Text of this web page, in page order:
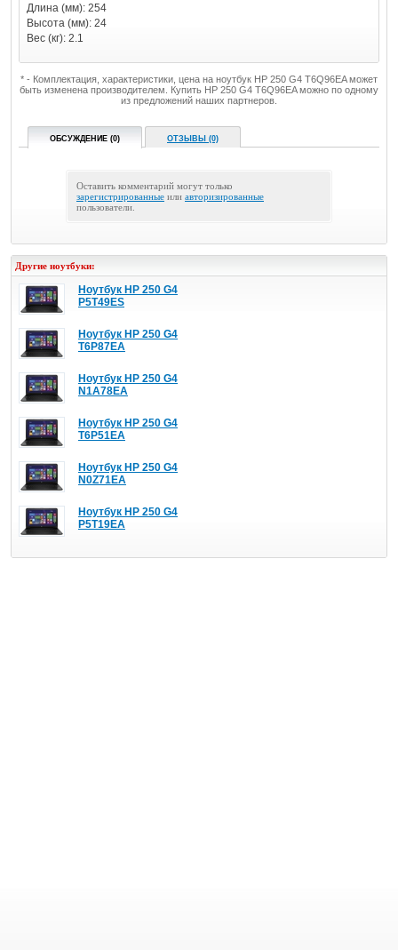
Длина (мм): 254
Высота (мм): 24
Вес (кг): 2.1
* - Комплектация, характеристики, цена на ноутбук HP 250 G4 T6Q96EA может
быть изменена производителем. Купить HP 250 G4 T6Q96EA можно по одному
из предложений наших партнеров.
ОБСУЖДЕНИЕ (0) ОТЗЫВЫ (0)
Оставить комментарий могут только
зарегистрированные или авторизированные
пользователи.
Другие ноутбуки:
Ноутбук HP 250 G4
P5T49ES
Ноутбук HP 250 G4
T6P87EA
Ноутбук HP 250 G4
N1A78EA
Ноутбук HP 250 G4
T6P51EA
Ноутбук HP 250 G4
N0Z71EA
Ноутбук HP 250 G4
P5T19EA